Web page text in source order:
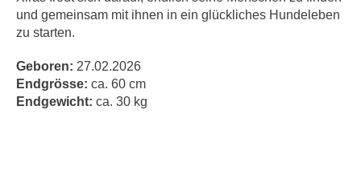
und gemeinsam mit ihnen in ein glückliches Hundeleben
zu starten.
Geboren: 27.02.2026
Endgrösse: ca. 60 cm
Endgewicht: ca. 30 kg